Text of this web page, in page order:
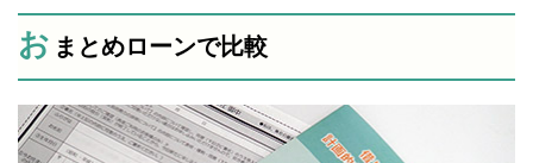
お まとめローンで比較